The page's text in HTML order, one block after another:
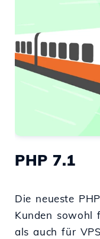
PHP 7.1
Die neueste
Kunden sowohl
als auch für